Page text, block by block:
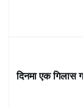
दिनमा एक गिलास